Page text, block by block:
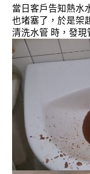
當日客戶告知熱水
也堵塞了，於是架
清洗水管 時，發現